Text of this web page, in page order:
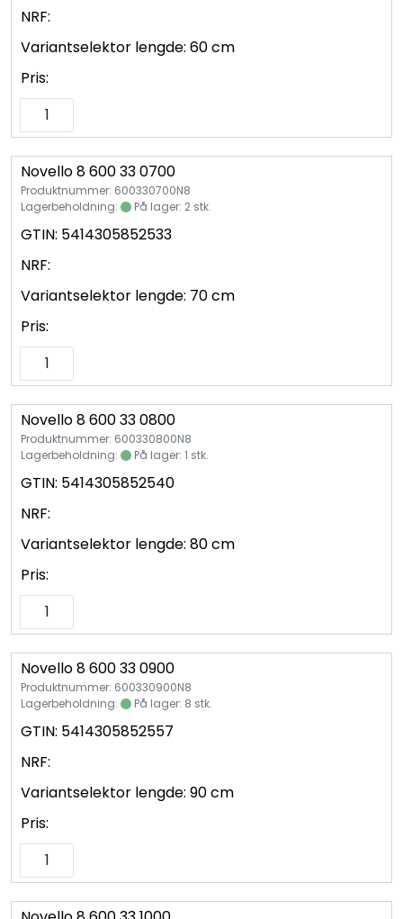
NRF:
Variantselektor lengde: 60 cm
Pris:
Novello 8 600 33 0700
Produktnummer: 600330700N8
Lagerbeholdning:
På lager: 2 stk.
GTIN: 5414305852533
NRF:
Variantselektor lengde: 70 cm
Pris:
Novello 8 600 33 0800
Produktnummer: 600330800N8
Lagerbeholdning:
På lager: 1 stk.
GTIN: 5414305852540
NRF:
Variantselektor lengde: 80 cm
Pris:
Novello 8 600 33 0900
Produktnummer: 600330900N8
Lagerbeholdning:
På lager: 8 stk.
GTIN: 5414305852557
NRF:
Variantselektor lengde: 90 cm
Pris: